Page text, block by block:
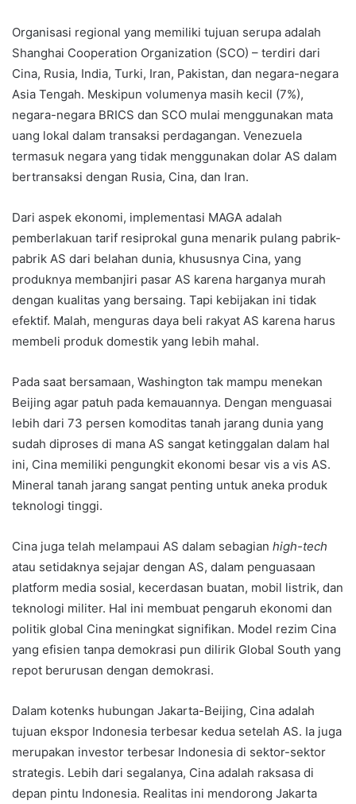
Organisasi regional yang memiliki tujuan serupa adalah
Shanghai Cooperation Organization (SCO) – terdiri dari
Cina, Rusia, India, Turki, Iran, Pakistan, dan negara-negara
Asia Tengah. Meskipun volumenya masih kecil (7%),
negara-negara BRICS dan SCO mulai menggunakan mata
uang lokal dalam transaksi perdagangan. Venezuela
termasuk negara yang tidak menggunakan dolar AS dalam
bertransaksi dengan Rusia, Cina, dan Iran.
Dari aspek ekonomi, implementasi MAGA adalah
pemberlakuan tarif resiprokal guna menarik pulang pabrik-
pabrik AS dari belahan dunia, khususnya Cina, yang
produknya membanjiri pasar AS karena harganya murah
dengan kualitas yang bersaing. Tapi kebijakan ini tidak
efektif. Malah, menguras daya beli rakyat AS karena harus
membeli produk domestik yang lebih mahal.
Pada saat bersamaan, Washington tak mampu menekan
Beijing agar patuh pada kemauannya. Dengan menguasai
lebih dari 73 persen komoditas tanah jarang dunia yang
sudah diproses di mana AS sangat ketinggalan dalam hal
ini, Cina memiliki pengungkit ekonomi besar vis a vis AS.
Mineral tanah jarang sangat penting untuk aneka produk
teknologi tinggi.
Cina juga telah melampaui AS dalam sebagian high-tech
atau setidaknya sejajar dengan AS, dalam penguasaan
platform media sosial, kecerdasan buatan, mobil listrik, dan
teknologi militer. Hal ini membuat pengaruh ekonomi dan
politik global Cina meningkat signifikan. Model rezim Cina
yang efisien tanpa demokrasi pun dilirik Global South yang
repot berurusan dengan demokrasi.
Dalam kotenks hubungan Jakarta-Beijing, Cina adalah
tujuan ekspor Indonesia terbesar kedua setelah AS. Ia juga
merupakan investor terbesar Indonesia di sektor-sektor
strategis. Lebih dari segalanya, Cina adalah raksasa di
depan pintu Indonesia. Realitas ini mendorong Jakarta